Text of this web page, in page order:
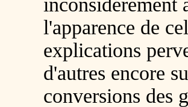
inconsidérément
l'apparence de
explications
d'autres encore
conversions des